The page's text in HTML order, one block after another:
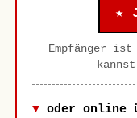
★
Empfänger
oder online